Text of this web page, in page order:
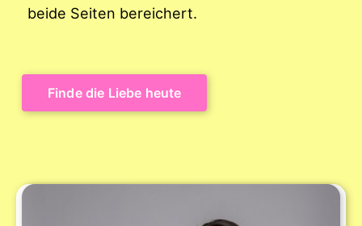
beide Seiten bereichert.
Finde die Liebe heute